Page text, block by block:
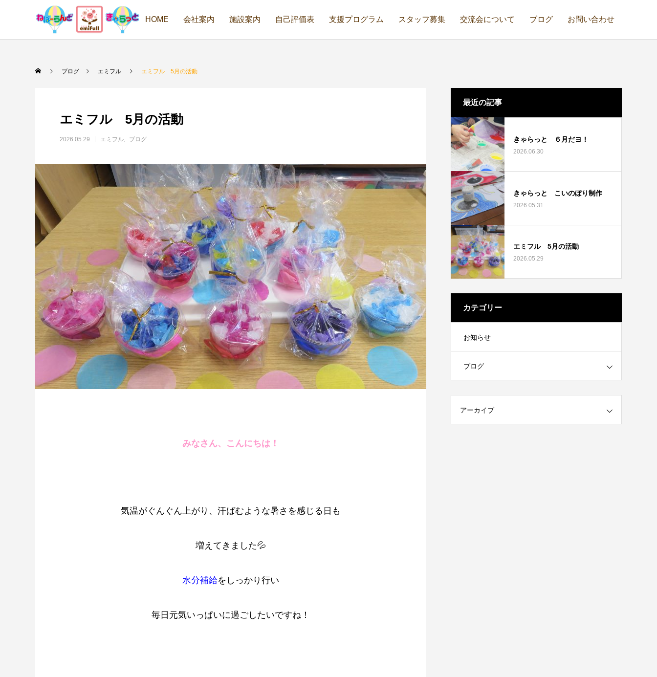
HOME 会社案内 施設案内 自己評価表 支援プログラム スタッフ募集 交流会について ブログ お問い合わせ
ブログ エミフル エミフル 5月の活動
エミフル 5月の活動
2026.05.29 エミフル ブログ
みなさん、こんにちは！
気温がぐんぐん上がり、汗ばむような暑さを感じる日も
増えてきました💦
水分補給をしっかり行い
毎日元気いっぱいに過ごしたいですね！
最近の記事
きゃらっと ６月だヨ！
2026.06.30
きゃらっと こいのぼり制作
2026.05.31
エミフル 5月の活動
2026.05.29
カテゴリー
お知らせ
ブログ
アーカイブ